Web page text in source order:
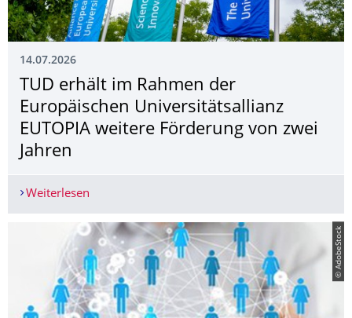
14.07.2026
TUD erhält im Rahmen der
Europäischen Universitätsalli­anz
EUTOPIA weitere Förderung von zwei
Jahren
Weiterlesen
© AdobeStock